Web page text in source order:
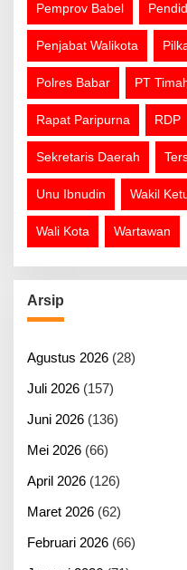
Pemprov Babel
Penjabat Walikota
Polres Babar PT
Rapat Paripurna RDP
Sekretaris Daerah
Unu Ibnudin Wakil
Wali Kota Wartawan
Arsip
Agustus 2026 (28)
Juli 2026 (157)
Juni 2026 (136)
Mei 2026 (66)
April 2026 (126)
Maret 2026 (62)
Februari 2026 (66)